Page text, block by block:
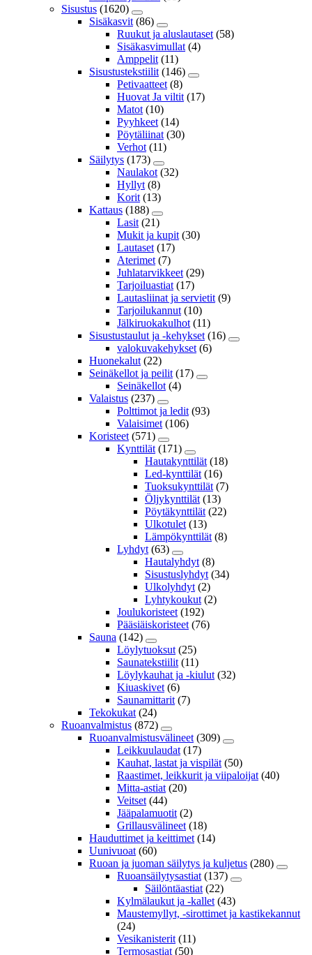
Sisustus (1620)
Sisäkasvit (86)
Ruukut ja aluslautaset (58)
Sisäkasvimullat (4)
Amppelit (11)
Sisustustekstiilit (146)
Petivaatteet (8)
Huovat Ja viltit (17)
Matot (10)
Pyyhkeet (14)
Pöytäliinat (30)
Verhot (11)
Säilytys (173)
Naulakot (32)
Hyllyt (8)
Korit (13)
Kattaus (188)
Lasit (21)
Mukit ja kupit (30)
Lautaset (17)
Aterimet (7)
Juhlatarvikkeet (29)
Tarjoiluastiat (17)
Lautasliinat ja servietit (9)
Tarjoilukannut (10)
Jälkiruokakulhot (11)
Sisustustaulut ja -kehykset (16)
valokuvakehykset (6)
Huonekalut (22)
Seinäkellot ja peilit (17)
Seinäkellot (4)
Valaistus (237)
Polttimot ja ledit (93)
Valaisimet (106)
Koristeet (571)
Kynttilät (171)
Hautakynttilät (18)
Led-kynttilät (16)
Tuoksukynttilät (7)
Öljykynttilät (13)
Pöytäkynttilät (22)
Ulkotulet (13)
Lämpökynttilät (8)
Lyhdyt (63)
Hautalyhdyt (8)
Sisustuslyhdyt (34)
Ulkolyhdyt (2)
Lyhtykoukut (2)
Joulukoristeet (192)
Pääsiäiskoristeet (76)
Sauna (142)
Löylytuoksut (25)
Saunatekstiilit (11)
Löylykauhat ja -kiulut (32)
Kiuaskivet (6)
Saunamittarit (7)
Tekokukat (24)
Ruoanvalmistus (872)
Ruoanvalmistusvälineet (309)
Leikkuulaudat (17)
Kauhat, lastat ja vispilät (50)
Raastimet, leikkurit ja viipaloijat (40)
Mitta-astiat (20)
Veitset (44)
Jääpalamuotit (2)
Grillausvälineet (18)
Hauduttimet ja keittimet (14)
Uunivuoat (60)
Ruoan ja juoman säilytys ja kuljetus (280)
Ruoansäilytysastiat (137)
Säilöntäastiat (22)
Kylmälaukut ja -kallet (43)
Maustemyllyt, -sirottimet ja kastikekannut
(24)
Vesikanisterit (11)
Termosastiat (50)